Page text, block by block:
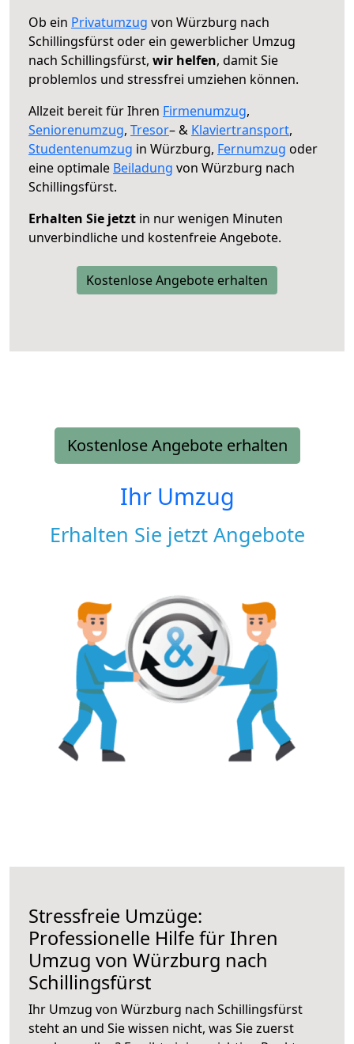
Ob ein Privatumzug von Würzburg nach
Schillingsfürst oder ein gewerblicher Umzug
nach Schillingsfürst, wir helfen, damit Sie
problemlos und stressfrei umziehen können.
Allzeit bereit für Ihren Firmenumzug,
Seniorenumzug, Tresor– & Klaviertransport,
Studentenumzug in Würzburg, Fernumzug oder
eine optimale Beiladung von Würzburg nach
Schillingsfürst.
Erhalten Sie jetzt in nur wenigen Minuten
unverbindliche und kostenfreie Angebote.
Kostenlose Angebote erhalten
Kostenlose Angebote erhalten
Ihr Umzug
Erhalten Sie jetzt Angebote
Stressfreie Umzüge:
Professionelle Hilfe für Ihren
Umzug von Würzburg nach
Schillingsfürst
Ihr Umzug von Würzburg nach Schillingsfürst
steht an und Sie wissen nicht, was Sie zuerst